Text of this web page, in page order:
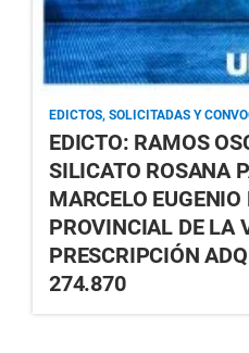
EDICTOS, SOLICITADAS Y
EDICTO: RAMOS
SILICATO ROSANA
MARCELO
PROVINCIAL DE LA
PRESCRIPCIÓN
274.870